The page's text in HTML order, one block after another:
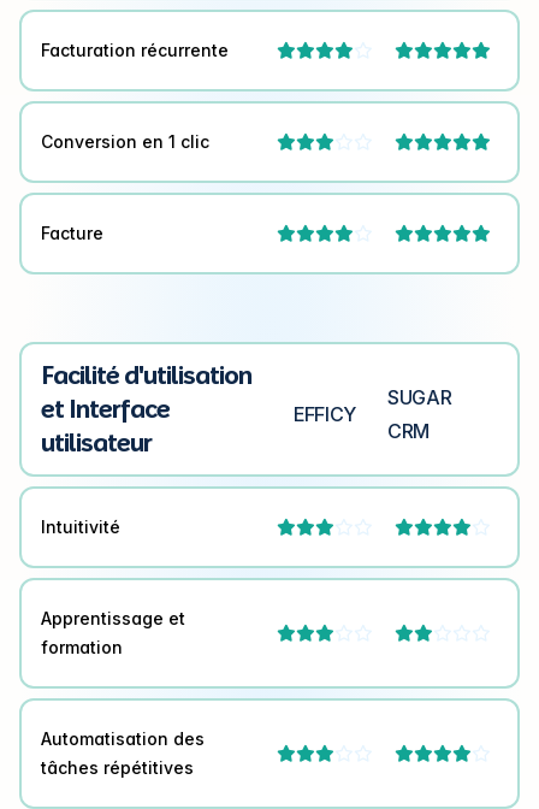
Facturation récurrente  
Conversion en 1 clic  
Facture  
Facilité d'utilisation
et Interface
utilisateur
EFFICY
SUGAR
CRM
Intuitivité  
Apprentissage et
formation
 
Automatisation des
tâches répétitives
 